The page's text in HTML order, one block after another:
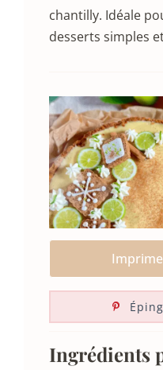
chantilly. Idéale
desserts simples
Ingrédients